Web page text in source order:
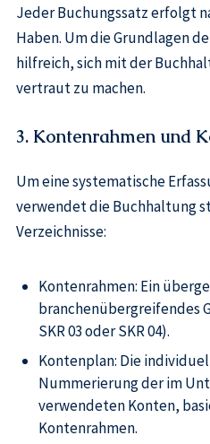
Jeder Buchungssatz erfolgt
Haben. Um die Grundlagen
hilfreich, sich mit der
vertraut zu machen.
3. Kontenrahmen und
Um eine systematische
verwendet die Buchhaltung
Verzeichnisse:
Kontenrahmen: Ein
branchenübergreifendes
SKR 03 oder SKR 04).
Kontenplan: Die
Nummerierung der im
verwendeten Konten,
Kontenrahmen.